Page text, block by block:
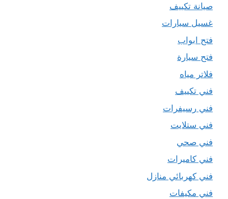
صيانة تكييف
غسيل سيارات
فتح ابواب
فتح سيارة
فلاتر مياه
فني تكييف
فني رسيفرات
فني ستلايت
فني صحي
فني كاميرات
فني كهربائي منازل
فني مكيفات